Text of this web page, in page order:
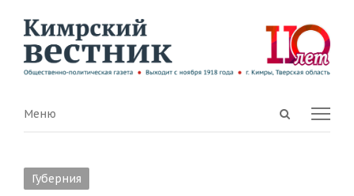
Open
Menu
Меню
Губерния